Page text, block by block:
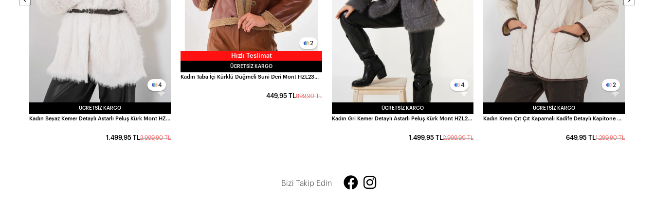
4
ÜCRETSIZ KARGO
Kadın Beyaz Kemer Detaylı Astarlı Peluş Kürk Mont HZL25W-BD191561
2.999,90 TL
1.499,95 TL
Hızlı Teslimat
2
ÜCRETSIZ KARGO
Kadın Taba İçi Kürklü Düğmeli Suni Deri Mont HZL23W-BRC129331
899,90 TL
449,95 TL
4
ÜCRETSIZ KARGO
Kadın Gri Kemer Detaylı Astarlı Peluş Kürk Mont HZL25W-BD191561
2.999,90 TL
1.499,95 TL
2
ÜCRETSIZ KARGO
Kadın Krem Çıt Çıt Kapamalı Kadife Detaylı Kapitone Mont HZL25W-BD152261
1.299,90 TL
649,95 TL
Bizi Takip Edin